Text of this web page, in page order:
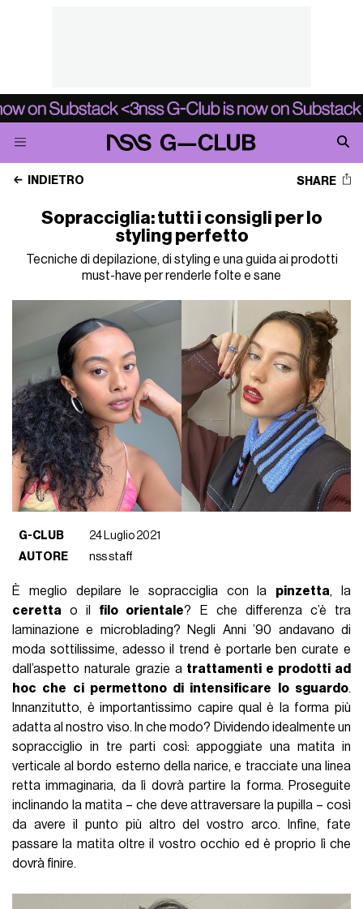
INDIETRO SHARE
Sopracciglia: tutti i consigli per lo
styling perfetto
Tecniche di depilazione, di styling e una guida ai prodotti
must-have per renderle folte e sane
G-CLUB
24 Luglio 2021
AUTORE
nss staff
È meglio depilare le sopracciglia con la pinzetta, la
ceretta o il filo orientale? E che differenza c’è tra
laminazione e microblading? Negli Anni ’90 andavano di
moda sottilissime, adesso il trend è portarle ben curate e
dall’aspetto naturale grazie a trattamenti e prodotti ad
hoc che ci permettono di intensificare lo sguardo.
Innanzitutto, è importantissimo capire qual è la forma più
adatta al nostro viso. In che modo? Dividendo idealmente un
sopracciglio in tre parti così: appoggiate una matita in
verticale al bordo esterno della narice, e tracciate una linea
retta immaginaria, da lì dovrà partire la forma. Proseguite
inclinando la matita – che deve attraversare la pupilla – così
da avere il punto più altro del vostro arco. Infine, fate
passare la matita oltre il vostro occhio ed è proprio lì che
dovrà finire.